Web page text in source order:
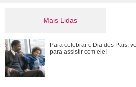
Mais Lidas
Gulnaz muda de ideia sobre
Veja o resumo dos capítulos de
Para celebrar o Dia dos Pais,
para assistir com ele!